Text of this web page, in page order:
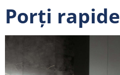
Porți rapide